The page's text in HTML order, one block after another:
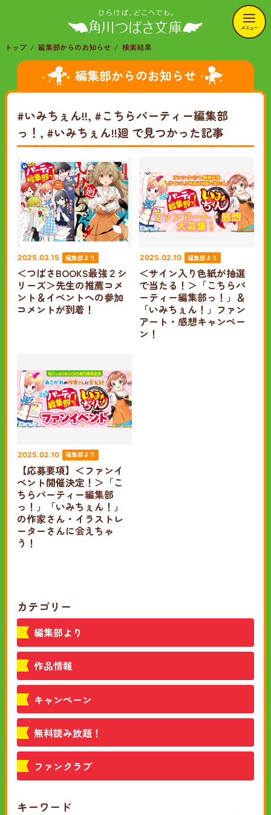
メニュー
トップ 編集部からのお知らせ 検索結果
編集部からのお知らせ
#いみちぇん!!, #こちらパーティー編集部
っ！, #いみちぇん!!廻 で見つかった記事
2025.03.15 編集部より
＜つばさBOOKS最強２シ
リーズ＞先生の推薦コメ
ント＆イベントへの参加
コメントが到着！
2025.02.10 編集部より
＜サイン入り色紙が抽選
で当たる！＞「こちらパ
ーティー編集部っ！」＆
「いみちぇん！」ファン
アート・感想キャンペー
ン！
2025.02.10 編集部より
【応募要項】＜ファンイ
ベント開催決定！＞「こ
ちらパーティー編集部
っ！」「いみちぇん！」
の作家さん・イラストレ
ーターさんに会えちゃ
う！
カテゴリー
編集部より
作品情報
キャンペーン
無料読み放題！
ファンクラブ
キーワード